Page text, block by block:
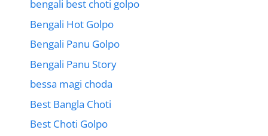
bengali best choti golpo
Bengali Hot Golpo
Bengali Panu Golpo
Bengali Panu Story
bessa magi choda
Best Bangla Choti
Best Choti Golpo